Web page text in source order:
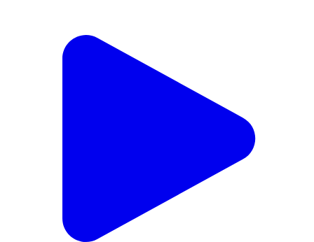
ପାରଳାଖେମୁଣ୍ଡି: ଜିଲ୍ଲାରେ ଆସନ୍ତାକାଲି ତାପମାତ୍ରା 16